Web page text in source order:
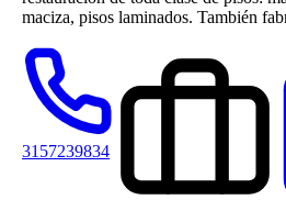
maciza, pisos laminados. También
3157239834